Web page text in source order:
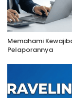
Memahami
Pelaporannya